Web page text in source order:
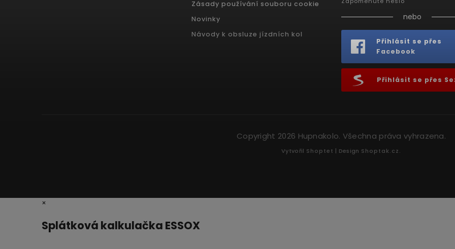
Zásady používání souboru cookie
Novinky
Návody k obsluze jízdních kol
nebo
Přihlásit se přes
Facebook
Přihlásit se přes
Copyright 2026 Hupnakolo. Všechna práva vyhrazena.
Vytvořil Shoptet | Design Shoptak.cz.
×
Splátková kalkulačka ESSOX